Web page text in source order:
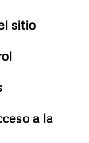
sitio
a la